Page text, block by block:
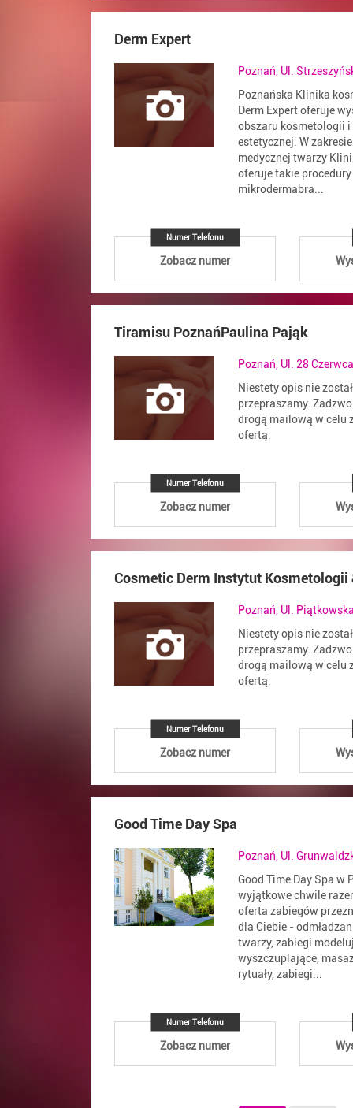
Derm Expert
Poznań, Ul.
Poznańska Klinika
Derm Expert oferuje
obszaru kosmetologii i
estetycznej. W
medycznej twarzy
oferuje takie
mikrodermabra...
Numer Telefonu
Zobacz numer
Tiramisu PoznańPaulina Pająk
Poznań, Ul. 28
Niestety opis nie
przepraszamy.
drogą mailową w celu
ofertą.
Numer Telefonu
Zobacz numer
Cosmetic Derm Instytut Kosmetologii
Poznań, Ul.
Niestety opis nie
przepraszamy.
drogą mailową w celu
ofertą.
Numer Telefonu
Zobacz numer
Good Time Day Spa
Poznań, Ul.
Good Time Day Spa w
wyjątkowe chwile
oferta zabiegów
dla Ciebie -
twarzy, zabiegi
wyszczuplające,
rytuały, zabiegi...
Numer Telefonu
Zobacz numer